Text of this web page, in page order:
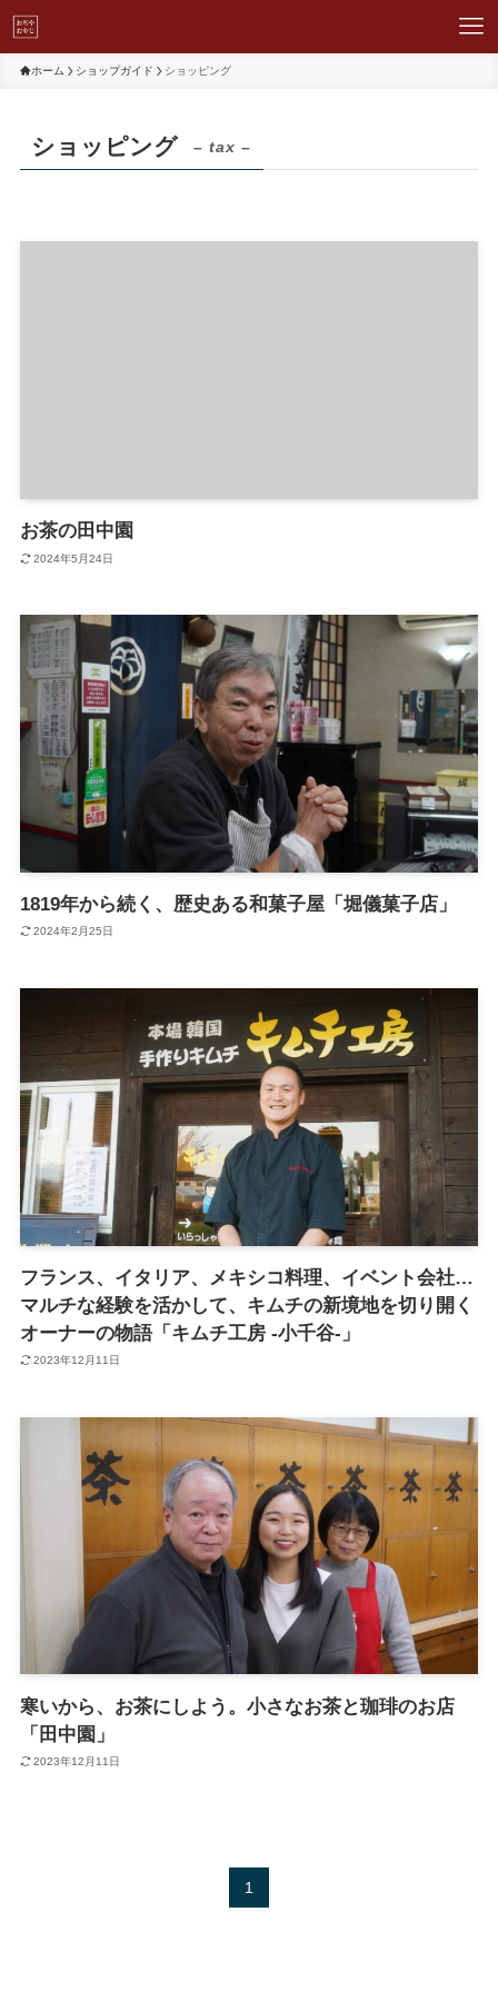
トップページ
グルメ
ショップガイド
お問い合わせ
サイトマップ
ホーム ショップガイド ショッピング
ショッピング – tax –
お茶の田中園
2024年5月24日
1819年から続く、歴史ある和菓子屋「堀儀菓子店」
2024年2月25日
フランス、イタリア、メキシコ料理、イベント会社…
マルチな経験を活かして、キムチの新境地を切り開く
オーナーの物語「キムチ工房 -小千谷-」
2023年12月11日
寒いから、お茶にしよう。小さなお茶と珈琲のお店
「田中園」
2023年12月11日
1